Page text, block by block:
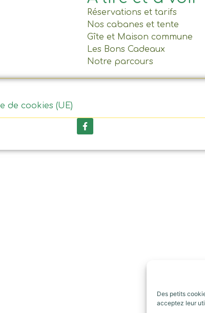
Des petits
acceptez leur
Réservations et tarifs
Nos cabanes et tente
Gîte et Maison commune
Les Bons Cadeaux
Notre parcours
de cookies (UE)